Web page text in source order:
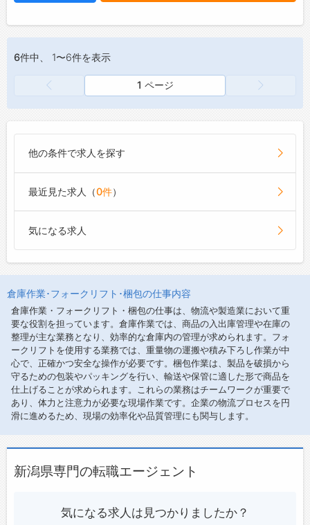
6件中、 1〜6件を表示
1 ページ
他の条件で求人を探す
最近見た求人（0件）
気になる求人
倉庫作業･フォークリフト･梱包の仕事内容
倉庫作業・フォークリフト・梱包の仕事は、物流や製造業において重
要な役割を担っています。倉庫作業では、商品の入出庫管理や在庫の
整理が主な業務となり、効率的な倉庫内の管理が求められます。フォ
ークリフトを使用する業務では、重量物の運搬や積み下ろし作業が中
心で、正確かつ安全な操作が必要です。梱包作業は、製品を破損から
守るための包装やパッキングを行い、輸送や保管に適した形で商品を
仕上げることが求められます。これらの業務はチームワークが重要で
あり、体力と注意力が必要な現場作業です。企業の物流プロセスを円
滑に進めるため、現場の効率化や品質管理にも関与します。
新潟県専門の転職エージェント
気になる求人は見つかりましたか？